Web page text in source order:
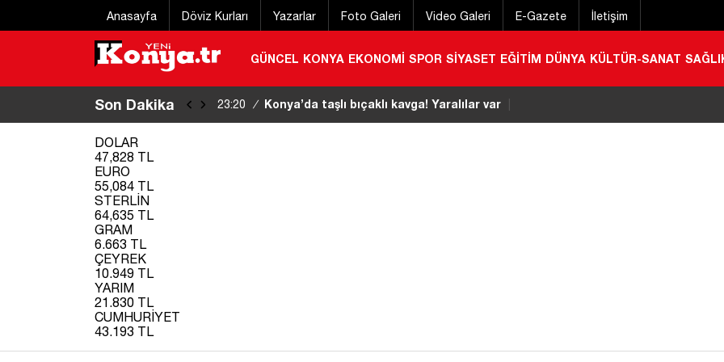
Anasayfa Döviz Kurları Yazarlar Foto Galeri Video Galeri E-Gazete İletişim
GÜNCEL KONYA EKONOMİ SPOR SİYASET EĞİTİM DÜNYA KÜLTÜR-SANAT
Son Dakika 22:55 / Konya Bisiklet Festivali başladı |
DOLAR
47,828 TL
EURO
55,084 TL
STERLİN
64,635 TL
GRAM
6.663 TL
ÇEYREK
10.949 TL
YARIM
21.830 TL
CUMHURİYET
43.193 TL